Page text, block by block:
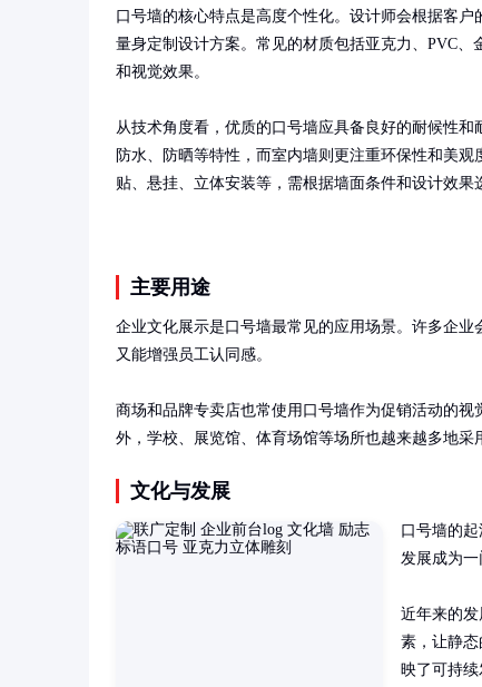
口号墙的核心特点是高度个性化。设计师会根据客户
量身定制设计方案。常见的材质包括亚克力、PVC、
和视觉效果。
从技术角度看，优质的口号墙应具备良好的耐候性
防水、防晒等特性，而室内墙则更注重环保性和美
贴、悬挂、立体安装等，需根据墙面条件和设计效果
主要用途
企业文化展示是口号墙最常见的应用场景。许多企
又能增强员工认同感。
商场和品牌专卖店也常使用口号墙作为促销活动的
外，学校、展览馆、体育场馆等场所也越来越多地采
文化与发展
口号墙的
发展成为一
近年来的
素，让静
映了可持续